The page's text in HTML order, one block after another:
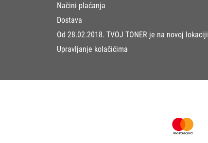
Načini plaćanja
Dostava
Od 28.02.2018. TVOJ TONER je na novoj lokaciji
Upravljanje kolačićima